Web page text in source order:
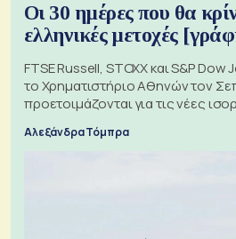
Οι 30 ημέρες που θα
ελληνικές μετοχές
FTSE Russell, STOXX και S&P
το Χρηματιστήριο Αθηνών τον
προετοιμάζονται για τις νέες
Αλεξάνδρα Τόμπρα